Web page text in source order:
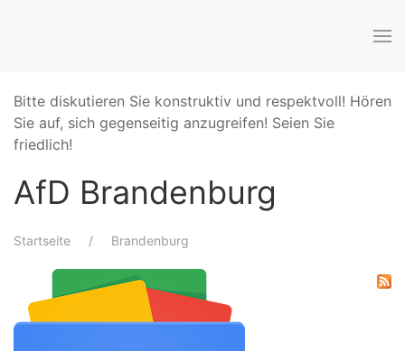
Bitte diskutieren Sie konstruktiv und respektvoll! Hören
Sie auf, sich gegenseitig anzugreifen! Seien Sie
friedlich!
AfD Brandenburg
Startseite Brandenburg